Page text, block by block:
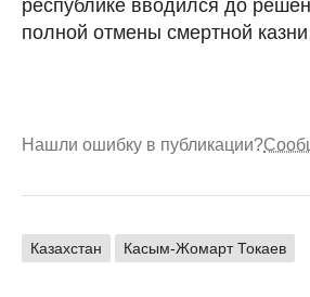
республике вводился до
полной отмены смертной казни
Нашли ошибку в публикации?
Казахстан Касым-Жомарт Токаев